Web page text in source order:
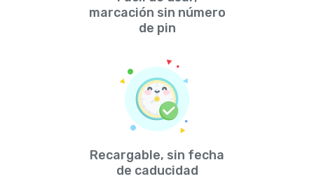
marcación sin número
de pin
Recargable, sin fecha
de caducidad